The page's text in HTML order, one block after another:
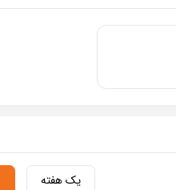
یک هفته